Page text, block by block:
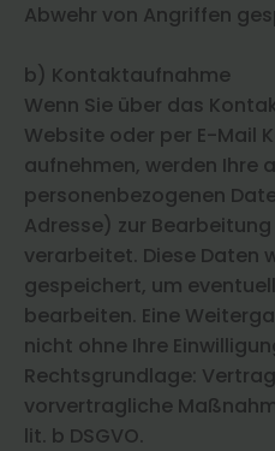
Abwehr von Angriffen
b) Kontaktaufnahme
Wenn Sie über das
Website oder per E-Mail
aufnehmen, werden Ihre
personenbezogenen
Adresse) zur
verarbeitet. Diese Daten
gespeichert, um
bearbeiten. Eine
nicht ohne Ihre
Rechtsgrundlage:
vorvertragliche
lit. b DSGVO.